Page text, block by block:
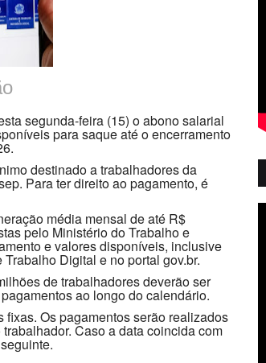
segunda-feira (15) o abono salarial
para saque até o encerramento
destinado a trabalhadores da
Para ter direito ao pagamento, é
média mensal de até R$
pelo Ministério do Trabalho e
e valores disponíveis, inclusive
Digital e no portal gov.br.
de trabalhadores deverão ser
ao longo do calendário.
Os pagamentos serão realizados
Caso a data coincida com